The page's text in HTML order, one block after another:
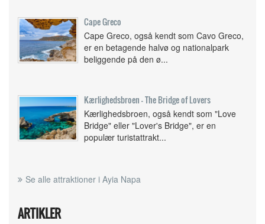
Cape Greco
Cape Greco, også kendt som Cavo Greco,
er en betagende halvø og nationalpark
beliggende på den ø...
Kærlighedsbroen - The Bridge of Lovers
Kærlighedsbroen, også kendt som "Love
Bridge" eller "Lover's Bridge", er en
populær turistattrakt...
Se alle attraktioner i Ayia Napa
ARTIKLER